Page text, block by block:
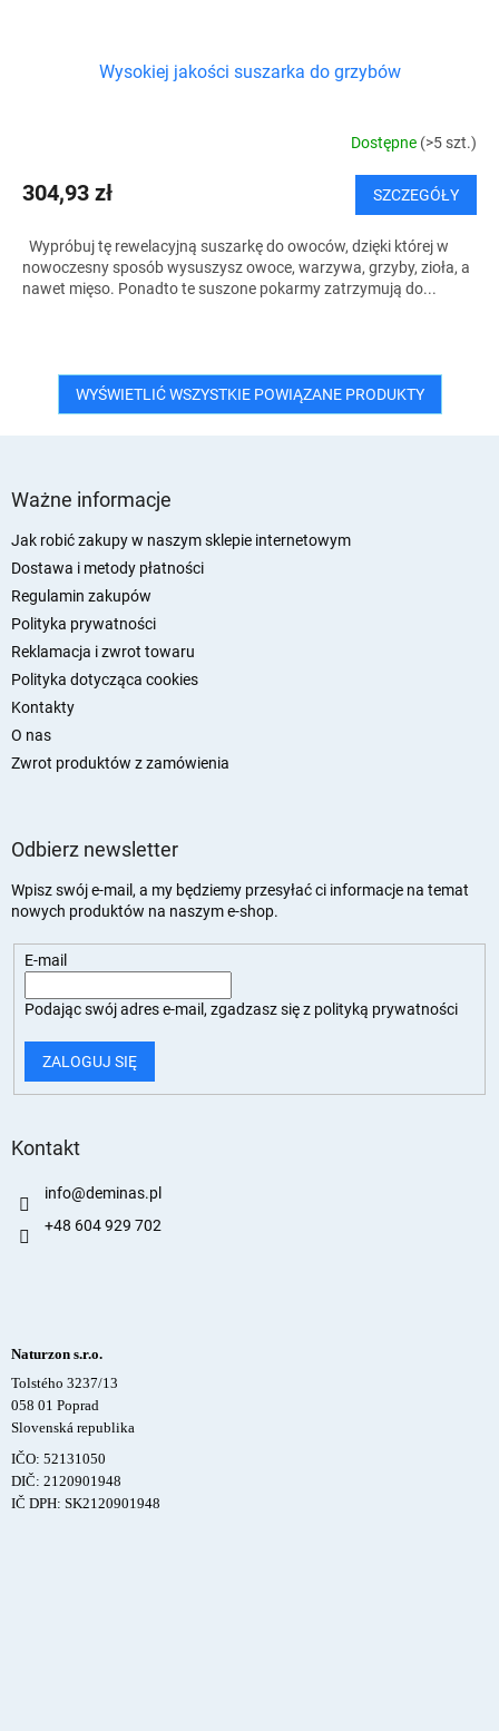
Wysokiej jakości suszarka do grzybów
Dostępne (>5 szt.)
304,93 zł SZCZEGÓŁY
Wypróbuj tę rewelacyjną suszarkę do owoców, dzięki której w
nowoczesny sposób wysuszysz owoce, warzywa, grzyby, zioła, a
nawet mięso. Ponadto te suszone pokarmy zatrzymują do...
WYŚWIETLIĆ WSZYSTKIE POWIĄZANE PRODUKTY
Ważne informacje
Jak robić zakupy w naszym sklepie internetowym
Dostawa i metody płatności
Regulamin zakupów
Polityka prywatności
Reklamacja i zwrot towaru
Polityka dotycząca cookies
Kontakty
O nas
Zwrot produktów z zamówienia
Odbierz newsletter
Wpisz swój e-mail, a my będziemy przesyłać ci informacje na temat
nowych produktów na naszym e-shop.
E-mail
Podając swój adres e-mail, zgadzasz się z polityką prywatności
ZALOGUJ SIĘ
Kontakt
info@deminas.pl
+48 604 929 702
Naturzon s.r.o.
Tolstého 3237/13
058 01 Poprad
Slovenská republika
IČO: 52131050
DIČ: 2120901948
IČ DPH: SK2120901948